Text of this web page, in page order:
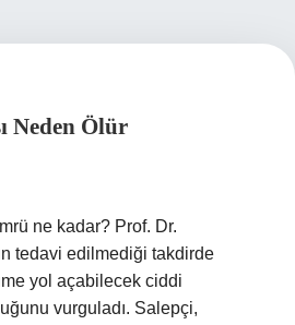
Neden Ölür
ne kadar? Prof. Dr.
tedavi edilmediği takdirde
yol açabilecek ciddi
vurguladı. Salepçi,